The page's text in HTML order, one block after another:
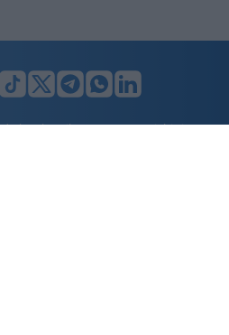
legale Milano, Largo F. Richini, 2/A,